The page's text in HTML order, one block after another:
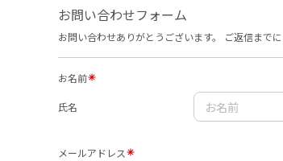
お問い合わせフォーム
お問い合わせありがとうございます。 ご返信まで
お名前
氏名
メールアドレス